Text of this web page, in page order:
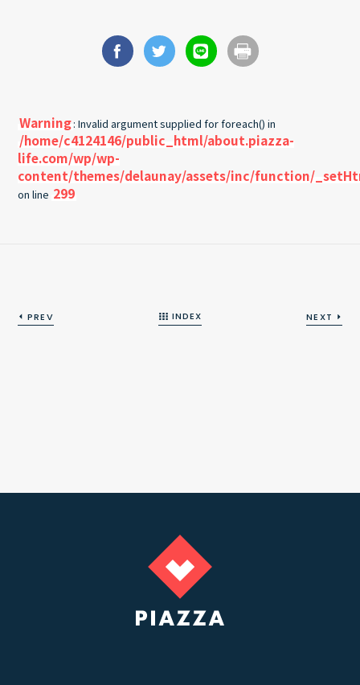
Warning: Invalid argument supplied for foreach() in
/home/c4124146/public_html/about.piazza-
life.com/wp/wp-
content/themes/delaunay/assets/inc/function/
on line 299
PREV INDEX NEXT